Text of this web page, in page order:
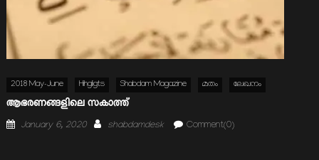
2018 May-June Hihgligts Shabdam Magazine മതം ലേഖനം
ആഭരണങ്ങളിലെ സകാത്ത്
Posted
January 6, 2020 Author
shabdamdesk Comment(0)